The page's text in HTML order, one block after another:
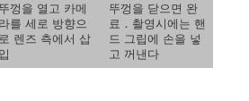
뚜껑을 열고 카메
라를 세로 방향으
로 렌즈 측에서 삽
입
뚜껑을 닫으면 완
료．촬영시에는 핸
드 그립에 손을 넣
고 꺼낸다